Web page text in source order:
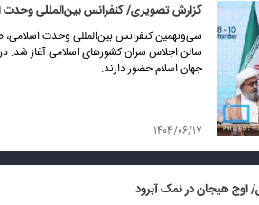
گزارش تصویری/ کنفرانس بین‌المللی
جهان اسلام حضور دارند.
۱۴۰۴/۰۶/۱۷
اوج هیجان در نمک آبرود